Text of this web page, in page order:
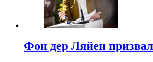
Фон дер Ляйен